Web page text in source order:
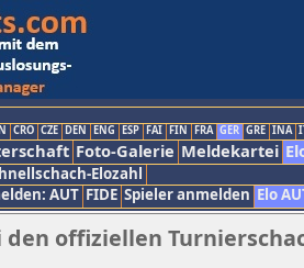
CRO CZE DEN ENG ESP FAI FIN FRA GER GRE INA
Foto-Galerie Meldekartei
Elozahl
AUT FIDE Spieler anmelden Elo
offiziellen